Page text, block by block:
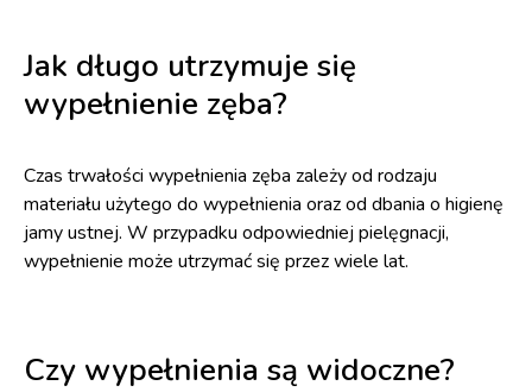
Jak długo utrzymuje się
wypełnienie zęba?
Czas trwałości wypełnienia zęba zależy od rodzaju
materiału użytego do wypełnienia oraz od dbania o higienę
jamy ustnej. W przypadku odpowiedniej pielęgnacji,
wypełnienie może utrzymać się przez wiele lat.
Czy wypełnienia są widoczne?